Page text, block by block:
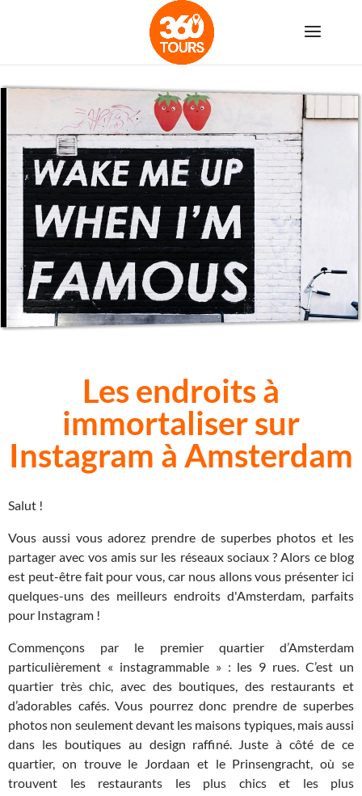
Les endroits à
immortaliser sur
Instagram à Amsterdam
Salut !
Vous aussi vous adorez prendre de superbes photos et les
partager avec vos amis sur les réseaux sociaux ? Alors ce blog
est peut-être fait pour vous, car nous allons vous présenter ici
quelques-uns des meilleurs endroits d'Amsterdam, parfaits
pour Instagram !
Commençons par le premier quartier d’Amsterdam
particulièrement « instagrammable » : les 9 rues. C’est un
quartier très chic, avec des boutiques, des restaurants et
d’adorables cafés. Vous pourrez donc prendre de superbes
photos non seulement devant les maisons typiques, mais aussi
dans les boutiques au design raffiné. Juste à côté de ce
quartier, on trouve le Jordaan et le Prinsengracht, où se
trouvent les restaurants les plus chics et les plus